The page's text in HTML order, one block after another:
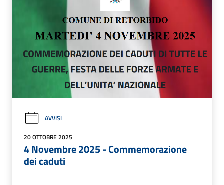
AVVISI
20 OTTOBRE 2025
4 Novembre 2025 - Commemorazione
dei caduti